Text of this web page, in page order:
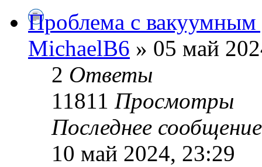
Проблема с вакуумным
MichaelB6 » 05 май
2 Ответы
11811 Просмотры
Последнее
10 май 2024, 23:29